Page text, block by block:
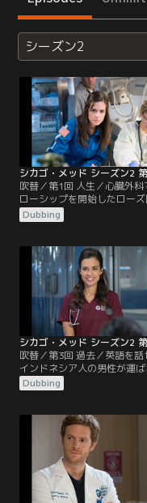
シーズン2
吹替／第1回 人生／心臓外科
ローシップを開始したローズ
ったが、新しい上司レイサム
の関係は、出だしでつまずく
を切ったチョイ医師は、う
ず難しさを痛感する。チャー
師は、サラに、サラが思いも
かった面白い提案を持ちか
Dubbing
吹替／第3回 過去／英語を話
インドネシア人の男性が運ば
た。マニング医師と医学部4
ジェフ・クラークは謎の病気
にハルステッド医師を招く。
彼はマギーの姉妹デニースと
い、一家の深い秘密を知るこ
Dubbing